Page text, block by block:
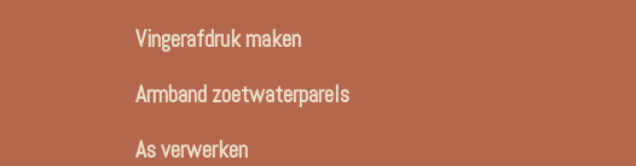
Vingerafdruk maken
Armband zoetwaterparels
As verwerken